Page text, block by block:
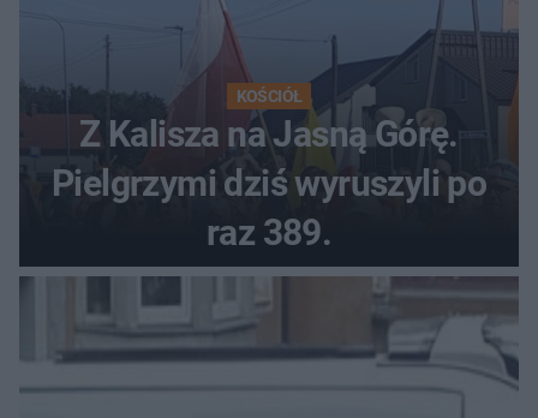
KOŚCIÓŁ
Z Kalisza na Jasną Górę.
Pielgrzymi dziś wyruszyli po
raz 389.